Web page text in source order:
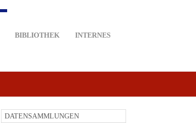
BIBLIOTHEK INTERNES
DATENSAMMLUNGEN